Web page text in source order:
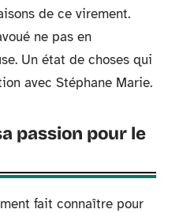
de ce virement.
ne pas en
Un état de choses qui
avec Stéphane Marie.
passion pour le
fait connaître pour